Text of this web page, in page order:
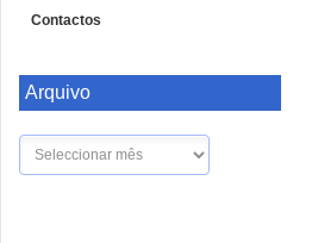
Contactos
Arquivo
Arquivo